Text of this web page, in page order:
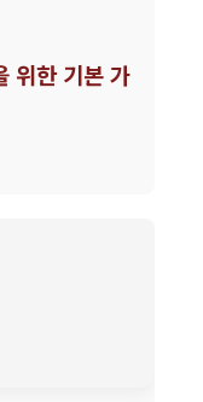
위한 기본 가